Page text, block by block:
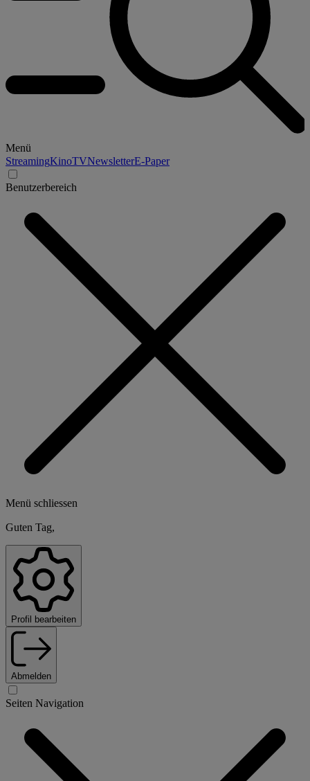
Menü
StreamingKinoTVNewsletterE-Paper
Benutzerbereich
Menü schliessen
Guten Tag,
Profil bearbeiten
Abmelden
Seiten Navigation